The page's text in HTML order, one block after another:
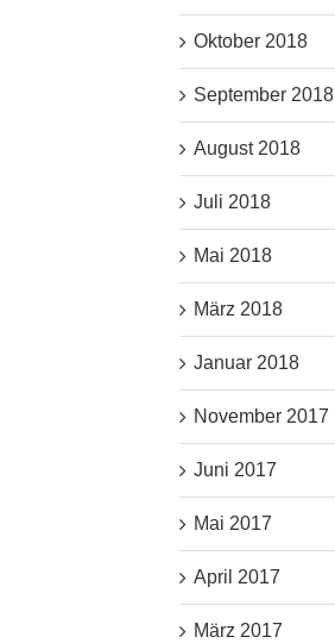
Oktober 2018
September 2018
August 2018
Juli 2018
Mai 2018
März 2018
Januar 2018
November 2017
Juni 2017
Mai 2017
April 2017
März 2017